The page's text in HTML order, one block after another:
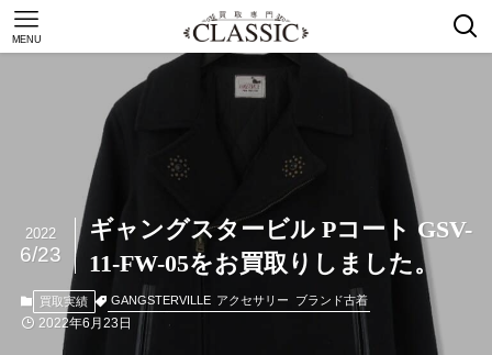
MENU
ギャングスタービル Pコート GSV-
11-FW-05をお買取りしました。
2022
6/23
買取実績 GANGSTERVILLE アクセサリー ブランド古着
2022年6月23日